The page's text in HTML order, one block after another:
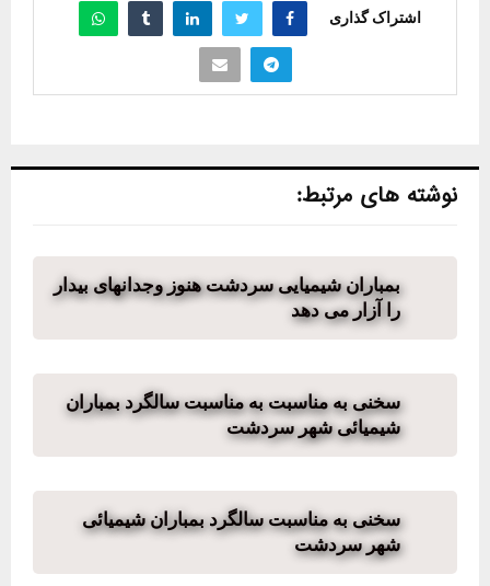
اشتراک گذاری
نوشته های مرتبط:
بمباران شیمیایی سردشت هنوز وجدانهای بیدار
را آزار می دهد
سخنی به مناسبت به مناسبت سالگرد بمباران
شیمیائی شهر سردشت
سخنی به مناسبت سالگرد بمباران شیمیائی
شهر سردشت